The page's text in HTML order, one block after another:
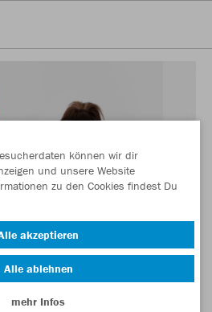
können wir dir
und unsere Website
zu den Cookies findest Du
akzeptieren
Alle ablehnen
mehr Infos